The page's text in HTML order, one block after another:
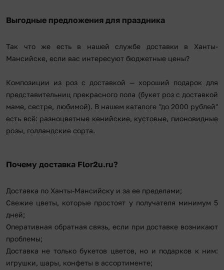
Выгодные предложения для праздника
Так что же есть в нашей службе доставки в Ханты-
Мансийске, если вас интересуют бюджетные цены?
Композиции из роз с доставкой — хороший подарок для
представительниц прекрасного пола (букет роз с доставкой
маме, сестре, любимой). В нашем каталоге "до 2000 рублей"
есть всё: разноцветные кенийские, кустовые, пионовидные
розы, голландские сорта.
Почему доставка Flor2u.ru?
Доставка по Ханты-Мансийску и за ее пределами;
Свежие цветы, которые простоят у получателя минимум 5
дней;
Оперативная обратная связь, если при доставке возникают
проблемы;
Доставка не только букетов цветов, но и подарков к ним:
игрушки, шары, конфеты в ассортименте;